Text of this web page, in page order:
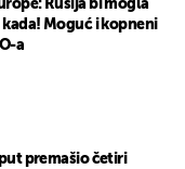
Rusija bi mogla
Moguć i kopneni
a
premašio četiri